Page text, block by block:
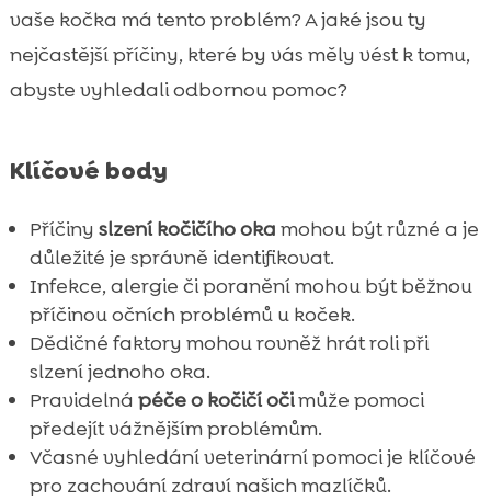
 Dědičné oční problémy
 Jak rozpoznat závažnost problému
Kdy vyhledat veterinární pomoc
Představení CricksyCat krmiv pro kočky
Jak CricksyCat Jasper suché krmivo
pomáhá
 Výhody CricksyCat Bill mokrého krmiva
 Purrfect Life stelivo: Přírodní a účinné řešení
 Význam stravy v prevenci zdravotních
problémů
Kočka má výtok z očí – co dělat?
Závěr
FAQ
vaše kočka má tento problém? A jaké jsou ty
nejčastější příčiny, které by vás měly vést k tomu,
abyste vyhledali odbornou pomoc?
Klíčové body
Příčiny slzení kočičího oka mohou být různé a je
důležité je správně identifikovat.
Infekce, alergie či poranění mohou být běžnou
příčinou očních problémů u koček.
Dědičné faktory mohou rovněž hrát roli při
slzení jednoho oka.
Pravidelná péče o kočičí očimůže pomoci
předejít vážnějším problémům.
Včasné vyhledání veterinární pomoci je klíčové
pro zachování zdraví našich mazlíčků.